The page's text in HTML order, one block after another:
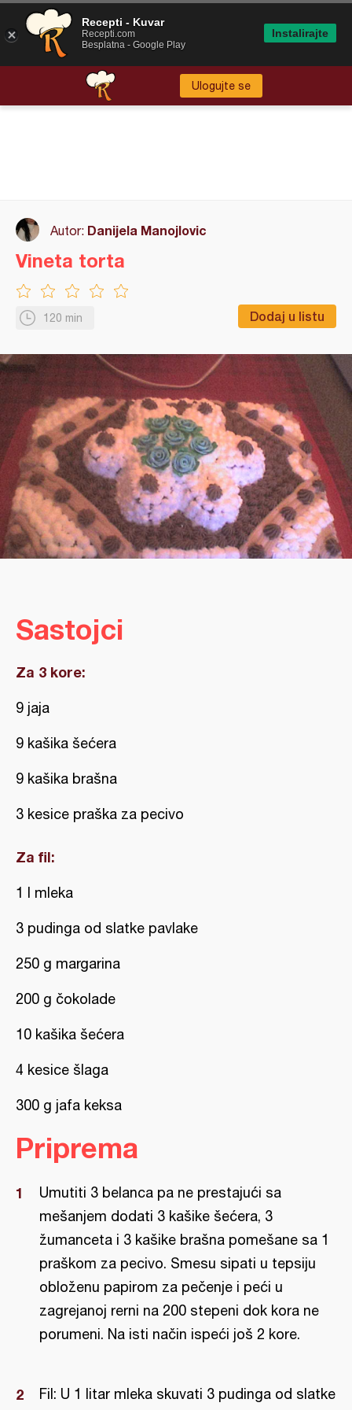
Ulogujte se
Autor: Danijela Manojlovic
120 min Dodaj u listu
Vineta torta
Sastojci
Za 3 kore:
9 jaja
9 kašika šećera
9 kašika brašna
3 kesice praška za pecivo
Za fil:
1 l mleka
3 pudinga od slatke pavlake
250 g margarina
200 g čokolade
10 kašika šećera
4 kesice šlaga
300 g jafa keksa
Priprema
Umutiti 3 belanca pa ne prestajući sa
mešanjem dodati 3 kašike šećera, 3
žumanceta i 3 kašike brašna pomešane sa 1
praškom za pecivo. Smesu sipati u tepsiju
obloženu papirom za pečenje i peći u
zagrejanoj rerni na 200 stepeni dok kora ne
porumeni. Na isti način ispeći još 2 kore.
Fil: U 1 litar mleka skuvati 3 pudinga od slatke
Recepti - Kuvar
Recepti.com
Besplatna - Google Play
Instalirajte